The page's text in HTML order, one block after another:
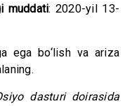
muddati: 2020-yil 13-
ega bo‘lish va ariza
dasturi doirasida